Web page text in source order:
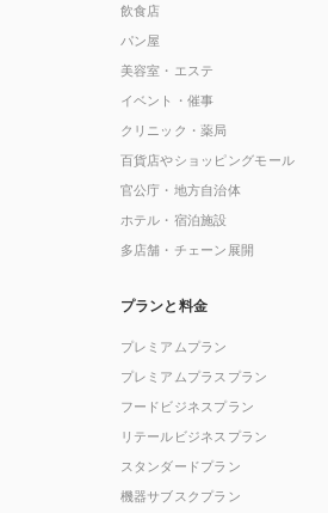
飲食店
パン屋
美容室・エステ
イベント・催事
クリニック・薬局
百貨店やショッピングモール
官公庁・地方自治体
ホテル・宿泊施設
多店舗・チェーン展開
プランと料金
プレミアムプラン
プレミアムプラスプラン
フードビジネスプラン
リテールビジネスプラン
スタンダードプラン
機器サブスクプラン